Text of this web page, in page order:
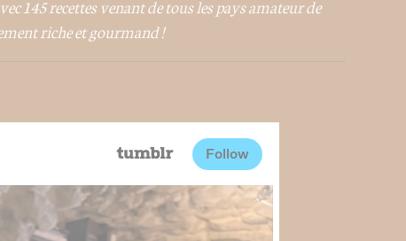
145 recettes venant de tous les pays amateur de
riche et gourmand !